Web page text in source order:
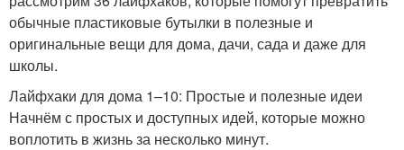
обычные пластиковые бутылки в полезные и
оригинальные вещи для дома, дачи, сада и даже для
школы.
Лайфхаки для дома 1–10: Простые и полезные идеи
Начнём с простых и доступных идей, которые можно
воплотить в жизнь за несколько минут.